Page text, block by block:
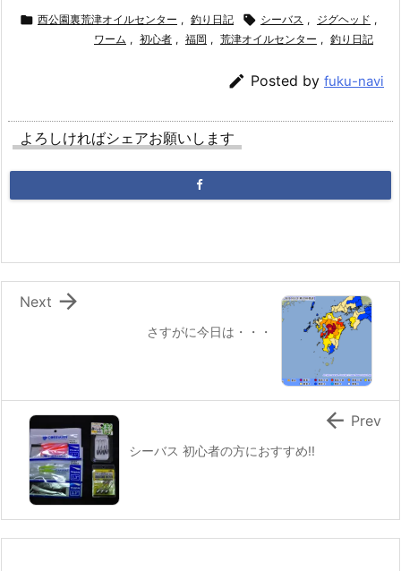
 西公園裏荒津オイルセンター , 釣り日記  シーバス , ジグヘッド ,
ワーム , 初心者 , 福岡 , 荒津オイルセンター , 釣り日記
 Posted by fuku-navi
よろしければシェアお願いします
さすがに今日は・・・

Next
シーバス 初心者の方におすすめ!!
 Prev